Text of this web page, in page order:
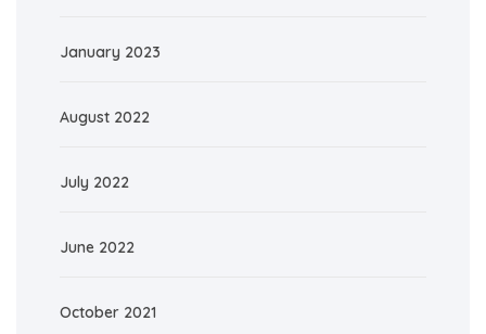
January 2023
August 2022
July 2022
June 2022
October 2021